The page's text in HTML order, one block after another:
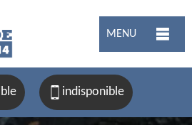
MENU
indisponible